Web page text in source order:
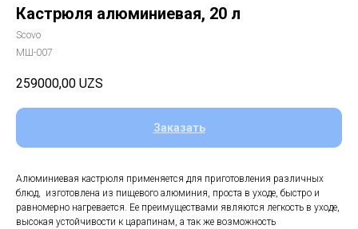
Кастрюля алюминиевая, 20 л
Scovo
МШ-007
259000,00 UZS
Заказать
Алюминиевая кастрюля применяется для приготовления различных
блюд, изготовлена из пищевого алюминия, проста в уходе, быстро и
равномерно нагревается. Ее преимуществами являются легкость в уходе,
высокая устойчивости к царапинам, а так же возможность